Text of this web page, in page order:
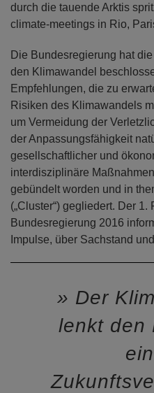
durch die tauende Arktis
climate-meetings in Rio,
Die Bundesregierung hat
den Klimawandel
Empfehlungen, die zu
Risiken des Klimawandels
um Vermeidung der
der Anpassungsfähigkeit
gesellschaftlicher und
interdisziplinäre
gebündelt worden und in
(„Cluster“) gegliedert. Der
Bundesregierung 2016
Impulse, über Sachstand
Der
lenkt den